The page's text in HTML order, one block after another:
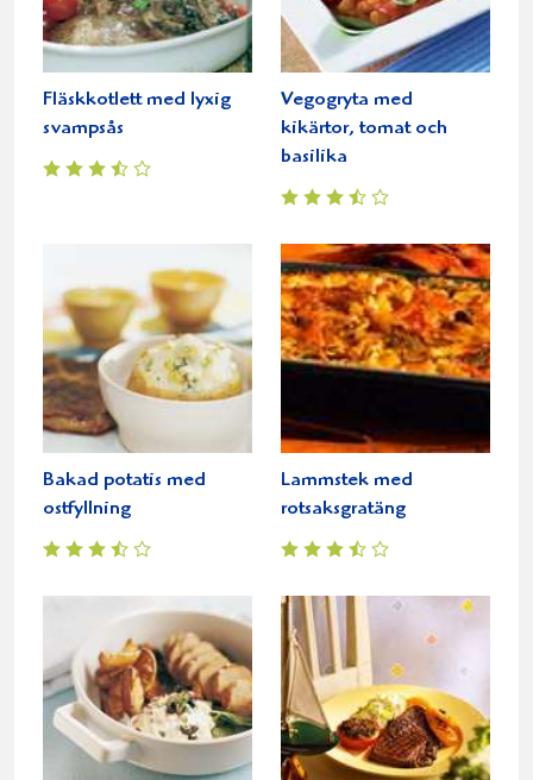
Fläskkotlett med lyxig
svampsås
Vegogryta med
kikärtor, tomat och
basilika
Bakad potatis med
ostfyllning
Lammstek med
rotsaksgratäng